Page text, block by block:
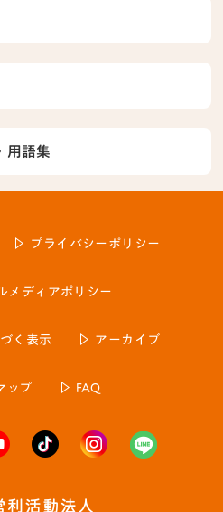
用語集
プライバシーポリシー
メディアポリシー
く表示 アーカイブ
ップ FAQ